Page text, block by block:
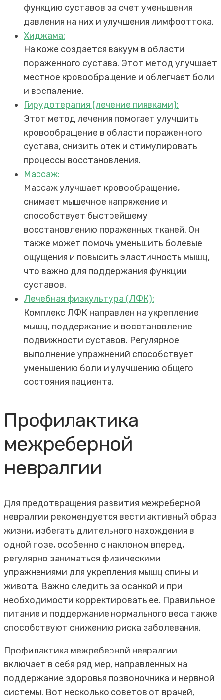
функцию суставов за счет уменьшения
давления на них и улучшения лимфооттока.
Хиджама:
На коже создается вакуум в области
пораженного сустава. Этот метод улучшает
местное кровообращение и облегчает боли
и воспаление.
Гирудотерапия (лечение пиявками):
Этот метод лечения помогает улучшить
кровообращение в области пораженного
сустава, снизить отек и стимулировать
процессы восстановления.
Массаж:
Массаж улучшает кровообращение,
снимает мышечное напряжение и
способствует быстрейшему
восстановлению пораженных тканей. Он
также может помочь уменьшить болевые
ощущения и повысить эластичность мышц,
что важно для поддержания функции
суставов.
Лечебная физкультура (ЛФК):
Комплекс ЛФК направлен на укрепление
мышц, поддержание и восстановление
подвижности суставов. Регулярное
выполнение упражнений способствует
уменьшению боли и улучшению общего
состояния пациента.
Профилактика
межреберной
невралгии
Для предотвращения развития межреберной
невралгии рекомендуется вести активный образ
жизни, избегать длительного нахождения в
одной позе, особенно с наклоном вперед,
регулярно заниматься физическими
упражнениями для укрепления мышц спины и
живота. Важно следить за осанкой и при
необходимости корректировать ее. Правильное
питание и поддержание нормального веса также
способствуют снижению риска заболевания.
Профилактика межреберной невралгии
включает в себя ряд мер, направленных на
поддержание здоровья позвоночника и нервной
системы. Вот несколько советов от врачей,